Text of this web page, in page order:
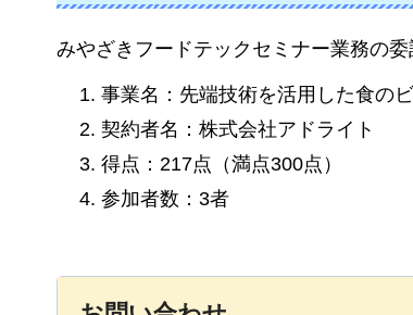
みやざきフードテックセミナー業務の
事業名：先端技術を活用した食の
契約者名：株式会社アドライト
得点：217点（満点300点）
参加者数：3者